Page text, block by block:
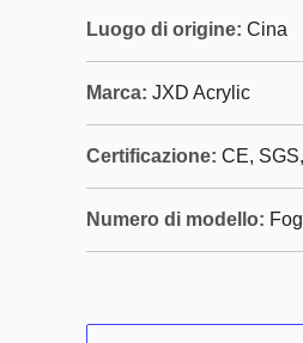
Luogo di origine: Cina
Marca: JXD Acrylic
Certificazione: CE,
Numero di modello: